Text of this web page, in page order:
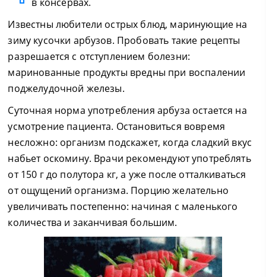
Известны любители острых блюд, маринующие на
зиму кусочки арбузов. Пробовать такие рецепты
разрешается с отступлением болезни:
маринованные продукты вредны при воспалении
поджелудочной железы.
Суточная норма употребления арбуза остается на
усмотрение пациента. Остановиться вовремя
несложно: организм подскажет, когда сладкий вкус
набьет оскомину. Врачи рекомендуют употреблять
от 150 г до полутора кг, а уже после отталкиваться
от ощущений организма. Порцию желательно
увеличивать постепенно: начиная с маленького
количества и заканчивая большим.